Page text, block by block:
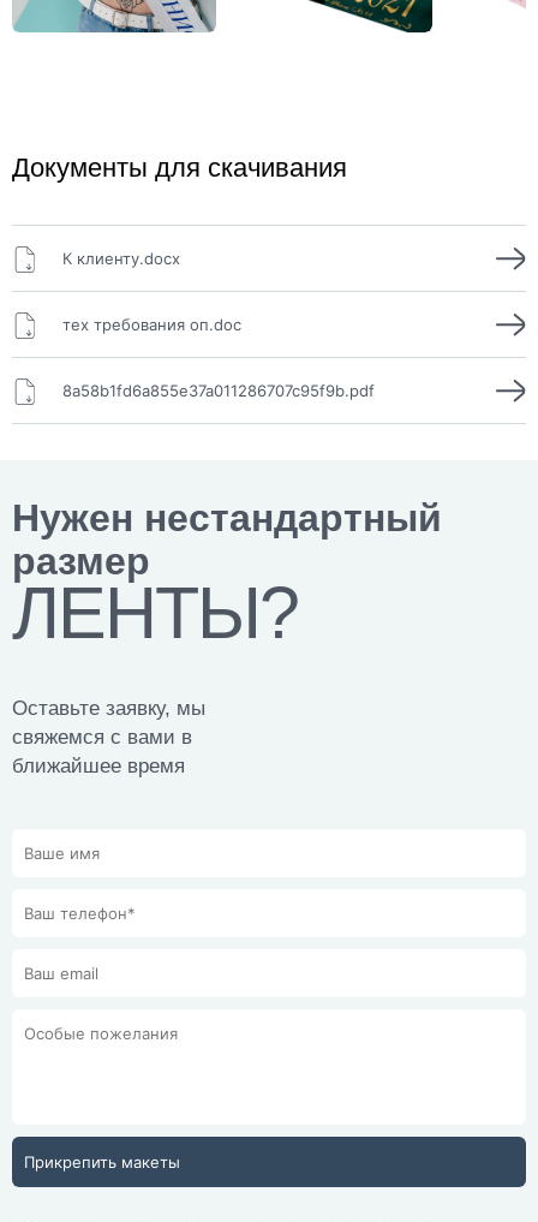
Документы для скачивания
К клиенту.docx
тех требования оп.doc
8a58b1fd6a855e37a011286707c95f9b.pdf
Нужен нестандартный
размер
ЛЕНТЫ?
Оставьте заявку, мы
свяжемся с вами в
ближайшее время
Прикрепить макеты